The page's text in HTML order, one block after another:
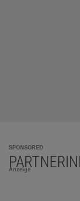
SPONSORED
Anzeige